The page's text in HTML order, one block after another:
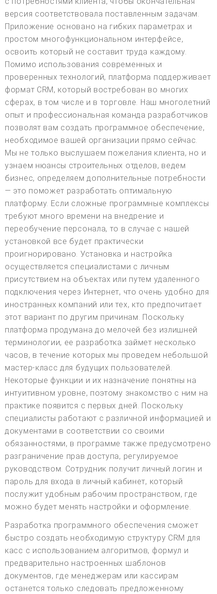
версия соответствовала поставленным задачам.
Приложение основано на гибких параметрах и
простом многофункциональном интерфейсе,
освоить который не составит труда каждому.
Помимо использования современных и
проверенных технологий, платформа поддерживает
формат CRM, который востребован во многих
сферах, в том числе и в торговле. Наш многолетний
опыт и профессиональная команда разработчиков
позволят вам создать программное обеспечение,
необходимое вашей организации прямо сейчас.
Мы не только выслушаем пожелания клиента, но и
узнаем нюансы строительных отделов, ведем
бизнес, определяем дополнительные потребности
— это поможет разработать оптимальную
платформу. Если сложные программные комплексы
требуют много времени на внедрение и
переобучение персонала, то в случае с нашей
установкой все будет практически
проигнорировано. Установка и настройка
осуществляется специалистами с личным
присутствием на объектах или путем удаленного
подключения через Интернет, что очень удобно для
иностранных компаний или тех, кто предпочитает
этот вариант по другим причинам. Поскольку
платформа продумана до мелочей без излишней
терминологии, ее разработка займет несколько
часов, в течение которых мы проведем небольшой
мастер-класс для будущих пользователей.
Некоторые функции и их назначение понятны на
интуитивном уровне, поэтому знакомство с ним на
практике появится с первых дней. Поскольку
специалисты работают с различной информацией и
документами в соответствии со своими
обязанностями, в программе также предусмотрено
разграничение прав доступа, регулируемое
руководством. Сотрудник получит личный логин и
пароль для входа в личный кабинет, который
послужит удобным рабочим пространством, где
можно будет менять настройки и оформление.
Разработка программного обеспечения сможет
быстро создать необходимую структуру CRM для
касс с использованием алгоритмов, формул и
предварительно настроенных шаблонов
документов, где менеджерам или кассирам
останется только следовать предложенному